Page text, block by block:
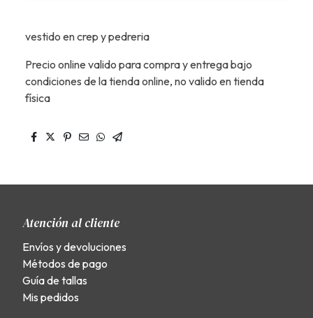
vestido en crep y pedreria
Precio online valido para compra y entrega bajo
condiciones de la tienda online, no valido en tienda
física
Atención al cliente
Envíos y devoluciones
Métodos de pago
Guía de tallas
Mis pedidos